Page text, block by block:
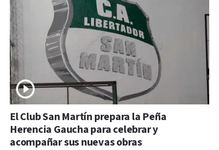
El Club San Martín prepara la Peña
Herencia Gaucha para celebrar y
acompañar sus nuevas obras